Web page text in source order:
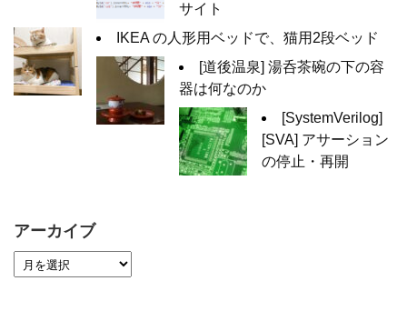
サイト
IKEA の人形用ベッドで、猫用2段ベッド
[道後温泉] 湯呑茶碗の下の容
器は何なのか
[SystemVerilog]
[SVA] アサーション
の停止・再開
アーカイブ